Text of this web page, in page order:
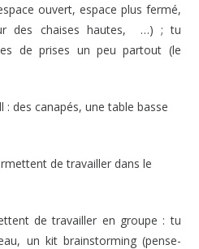
ouvert, espace plus fermé,
des chaises hautes, …) ; tu
de prises un peu partout (le
: des canapés, une table basse
de travailler dans le
de travailler en groupe : tu
un kit brainstorming (pense-